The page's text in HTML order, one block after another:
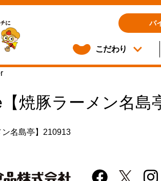
バ
こだわり
焼豚ラーメン名島
名島亭】210913